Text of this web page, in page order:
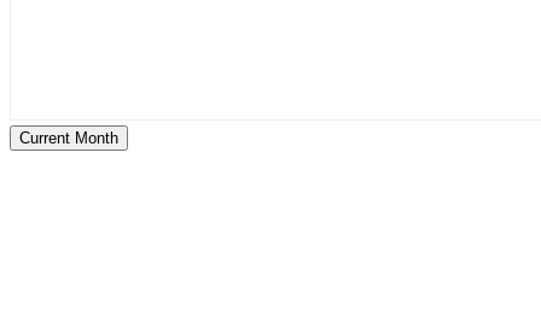
Current Month